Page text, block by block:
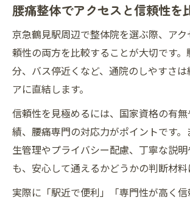
腰痛整体でアクセスと信頼性を
京急鶴見駅周辺で整体院を選ぶ際、ア
頼性の両方を比較することが大切です
分、バス停近くなど、通院のしやすさ
アに直結します。
信頼性を見極めるには、国家資格の有
績、腰痛専門の対応力がポイントです
生管理やプライバシー配慮、丁寧な説
も、安心して通えるかどうかの判断材料
実際に「駅近で便利」「専門性が高く